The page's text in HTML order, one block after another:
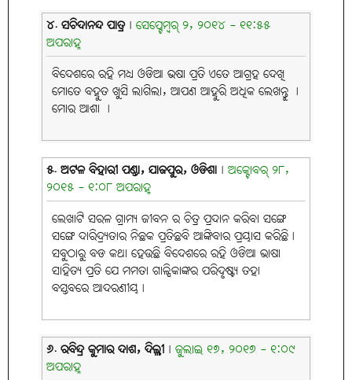
୪. ସଚିଦାନନ୍ଦ ପାତ୍ର| ସେପ୍ଟେମ୍ବର୍ ୨, ୨୦୧୪ - ୧୧:୫୫
ଅପରାହ୍ନ
ବିଦେଶରେ ରହି ମଧ୍ୟ ଓଡିଆ ଭଷା ପ୍ରତି ଏତେ ଆଗ୍ରହ ଦେଖି
ମୋତେ ବହୁତ ଖୁସି ଲାଗିଲା, ଆପଣ ଆହୁରି ଅଧିକ ଲେଖନ୍ତୁ ।
ମୋର ଆଶା ।
୫. ଅଟଳ ବିହାରୀ ପଣ୍ଡା, ଯାଜପୁର, ଓଡିଶା| ଅକ୍ଟୋବର୍ ୨୮,
୨୦୧୫ - ୧:୦୮ ଅପରାହ୍ନ
ଲେଖାଟି ସରଳ ଗ୍ରାମ୍ୟ ଜୀବନ ର ଚିତ୍ର ପ୍ରଦାନ କରିବା ସଙ୍ଗେ
ସଙ୍ଗେ ଦାରିଦ୍ର୍ୟତାର ନିଛକ ପ୍ରତିଛବି ଆଙ୍କିବାର ପ୍ରୟାସ କରିଛି।
ସବୁଠାରୁ ବଡ କଥା ହେଉଛି ବିଦେଶରେ ରହି ଓଡିଆ ଭାଷା
ସାହିତ୍ୟ ପ୍ରତି ଯେ ମମତା ଗାଳ୍ପିକାଙ୍କର ପରିଦୃଷ୍ଟ୍ୟ ତହା
ବସ୍ତବରେ ଆଦରଣୀୟ।
୬. ରବିନ୍ଦ୍ର କୁମାର ଦାଶ, ଦିଲ୍ଲୀ| ଜୁଲାଇ ୧୭, ୨୦୧୭ - ୧:୦୯
ଅପରାହ୍ନ